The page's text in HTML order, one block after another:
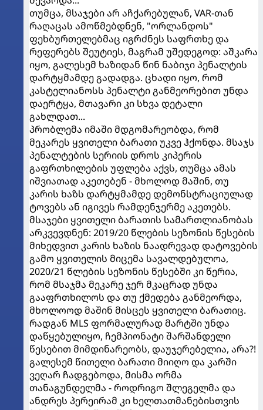
თუმცა, მსაჯები არ აჩქარებულან, VAR-თან
რაღაცას ამოწმებდნენ, "ორლანდოს"
ფეხბურთელებმაც იგრძნეს საფრთხე და
რეფერებს შეუტიეს, მაგრამ უშედეგოდ: აშკარა
იყო, გალესემ ხაზიდან წინ ნაბიჯი პენალტის
დარტყმამდე გადადგა. ცხადი იყო, რომ
კასტელიანოსს პენალტი განმეორებით უნდა
დაერტყა, მთავარი კი სხვა დეტალი
გახლდათ...
პრობლემა იმაში მდგომარეობდა, რომ
მეკარეს ყვითელი ბარათი უკვე ჰქონდა. მსაჯს
პენალტების სერიის დროს კიპერის
გაფრთხილების უფლება აქვს, თუმცა ამას
იშვიათად აკეთებენ - მხოლოდ მაშინ, თუ
კარის ხაზს დარტყმამდე დემონსტრაციულად
ტოვებს ან იგივეს რამდენჯერმე აკეთებს.
მსაჯები ყვითელი ბარათის სამართლიანობას
არკვევდნენ: 2019/20 წლების სეზონის წესების
მიხედვით კარის ხაზის ნაადრევად დატოვების
გამო ყვითელის მიცემა სავალდებულოა,
2020/21 წლების სეზონის წესებში კი წერია,
რომ მსაჯმა მეკარე ჯერ მკაცრად უნდა
გააფრთხილოს და თუ ქმედება განმეორდა,
მხოლოოდ მაშინ მისცეს ყვითელი ბარათიც.
რადგან MLS ფორმალურად მარტში უნდა
დაწყებულიყო, ჩემპიონატი შარშანდელი
წესებით მიმდინარეობს, დაუჯერებელია, არა?!
გალესემ წითელი ბარათი მიიღო და კარში
ვეღარ ჩადგებოდა, მისმა ორმა
თანაგუნდელმა - როდრიგო შლეგელმა და
ანდრეს პერეირამ კი ხელთათმანებისთვის